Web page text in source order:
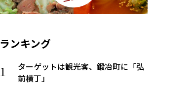
ランキング
ターゲットは観光客、鍛冶町に「弘
前横丁」